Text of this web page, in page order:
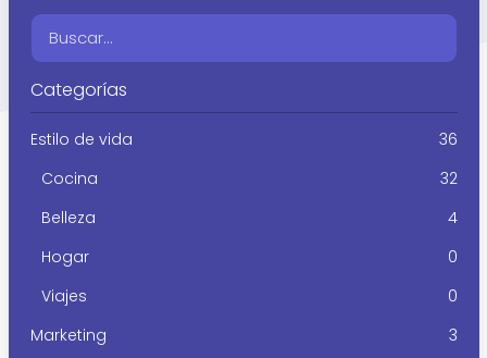
Categorías
Estilo de vida
36
Cocina
32
Belleza
4
Hogar
0
Viajes
0
Marketing
3